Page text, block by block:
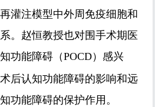
灌注模型中外周免疫细胞和
。赵恒教授也对围手术期医
功能障碍 （POCD） 感兴
后认知功能障碍的影响和远
功能障碍的保护作用。